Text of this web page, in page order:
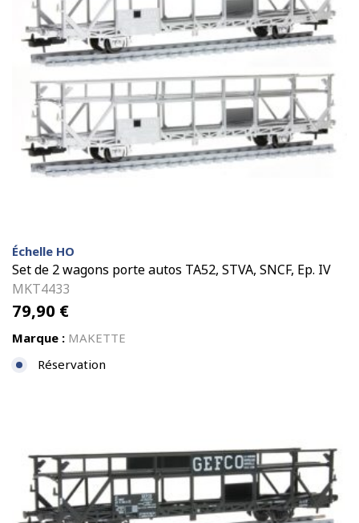
Échelle HO
Set de 2 wagons porte autos TA52, STVA, SNCF, Ep. IV
MKT4433
79,90 €
Marque : MAKETTE
Réservation